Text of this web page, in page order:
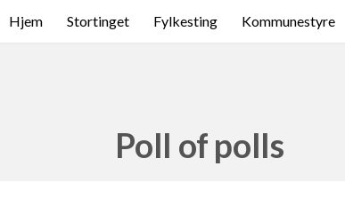
Hjem Stortinget Fylkesting Kommunestyre
Poll of polls